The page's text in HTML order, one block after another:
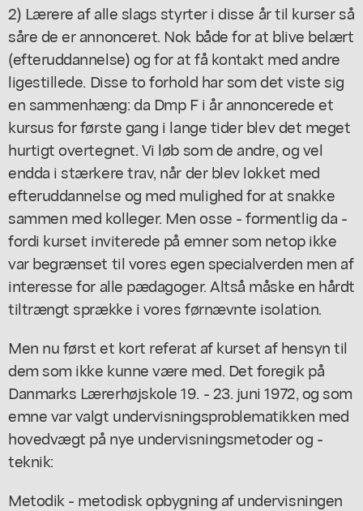
2) Lærere af alle slags styrter i disse år til kurser så
såre de er annonceret. Nok både for at blive belært
(efteruddannelse) og for at få kontakt med andre
ligestillede. Disse to forhold har som det viste sig
en sammenhæng: da Dmp F i år annoncerede et
kursus for første gang i lange tider blev det meget
hurtigt overtegnet. Vi løb som de andre, og vel
endda i stærkere trav, når der blev lokket med
efteruddannelse og med mulighed for at snakke
sammen med kolleger. Men osse - formentlig da -
fordi kurset inviterede på emner som netop ikke
var begrænset til vores egen specialverden men af
interesse for alle pædagoger. Altså måske en hårdt
tiltrængt sprække i vores førnævnte isolation.
Men nu først et kort referat af kurset af hensyn til
dem som ikke kunne være med. Det foregik på
Danmarks Lærerhøjskole 19. - 23. juni 1972, og som
emne var valgt undervisningsproblematikken med
hovedvægt på nye undervisningsmetoder og -
teknik:
Metodik - metodisk opbygning af undervisningen